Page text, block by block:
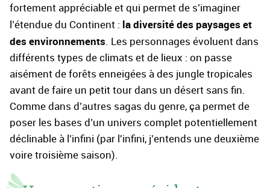
fortement appréciable et qui permet de s’imaginer
l’étendue du Continent : la diversité des paysages et
des environnements . Les personnages évoluent dans
différents types de climats et de lieux : on passe
aisément de forêts enneigées à des jungle tropicales
avant de faire un petit tour dans un désert sans fin.
Comme dans d’autres sagas du genre, ça permet de
poser les bases d’un univers complet potentiellement
déclinable à l’infini (par l'infini, j’entends une deuxième
voire troisième saison).